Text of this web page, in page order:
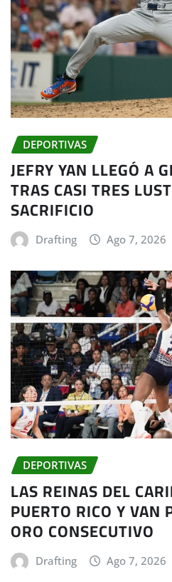
DEPORTIVAS
JEFRY YAN LLEGÓ A
TRAS CASI TRES
SACRIFICIO
Drafting Ago 7, 2026
DEPORTIVAS
LAS REINAS DEL
PUERTO RICO Y VAN
ORO CONSECUTIVO
Drafting Ago 7, 2026